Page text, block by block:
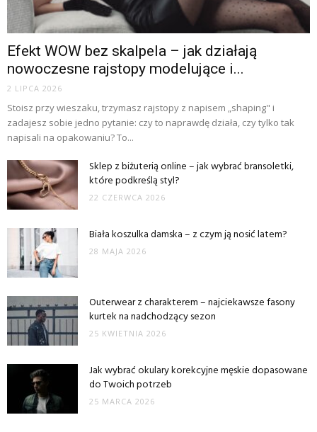
Efekt WOW bez skalpela – jak działają
nowoczesne rajstopy modelujące i...
2 LIPCA 2026
Stoisz przy wieszaku, trzymasz rajstopy z napisem „shaping" i
zadajesz sobie jedno pytanie: czy to naprawdę działa, czy tylko tak
napisali na opakowaniu? To...
Sklep z biżuterią online – jak wybrać bransoletki,
które podkreślą styl?
22 CZERWCA 2026
Biała koszulka damska – z czym ją nosić latem?
28 MAJA 2026
Outerwear z charakterem – najciekawsze fasony
kurtek na nadchodzący sezon
25 KWIETNIA 2026
Jak wybrać okulary korekcyjne męskie dopasowane
do Twoich potrzeb
25 MARCA 2026